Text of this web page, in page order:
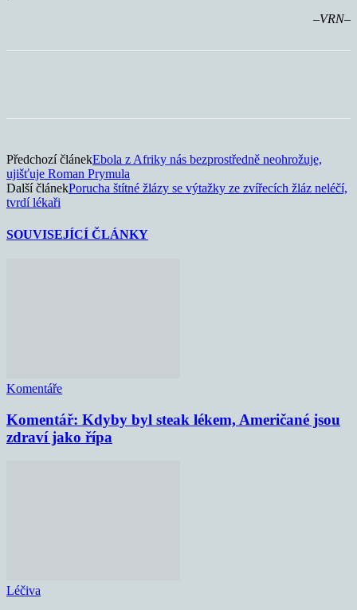
–VRN–
Předchozí článekEbola z Afriky nás bezprostředně neohrožuje,
ujišťuje Roman Prymula
Další článekPorucha štítné žlázy se výtažky ze zvířecích žláz neléčí,
tvrdí lékaři
SOUVISEJÍCÍ ČLÁNKY
Komentáře
Komentář: Kdyby byl steak lékem, Američané jsou
zdraví jako řípa
Léčiva